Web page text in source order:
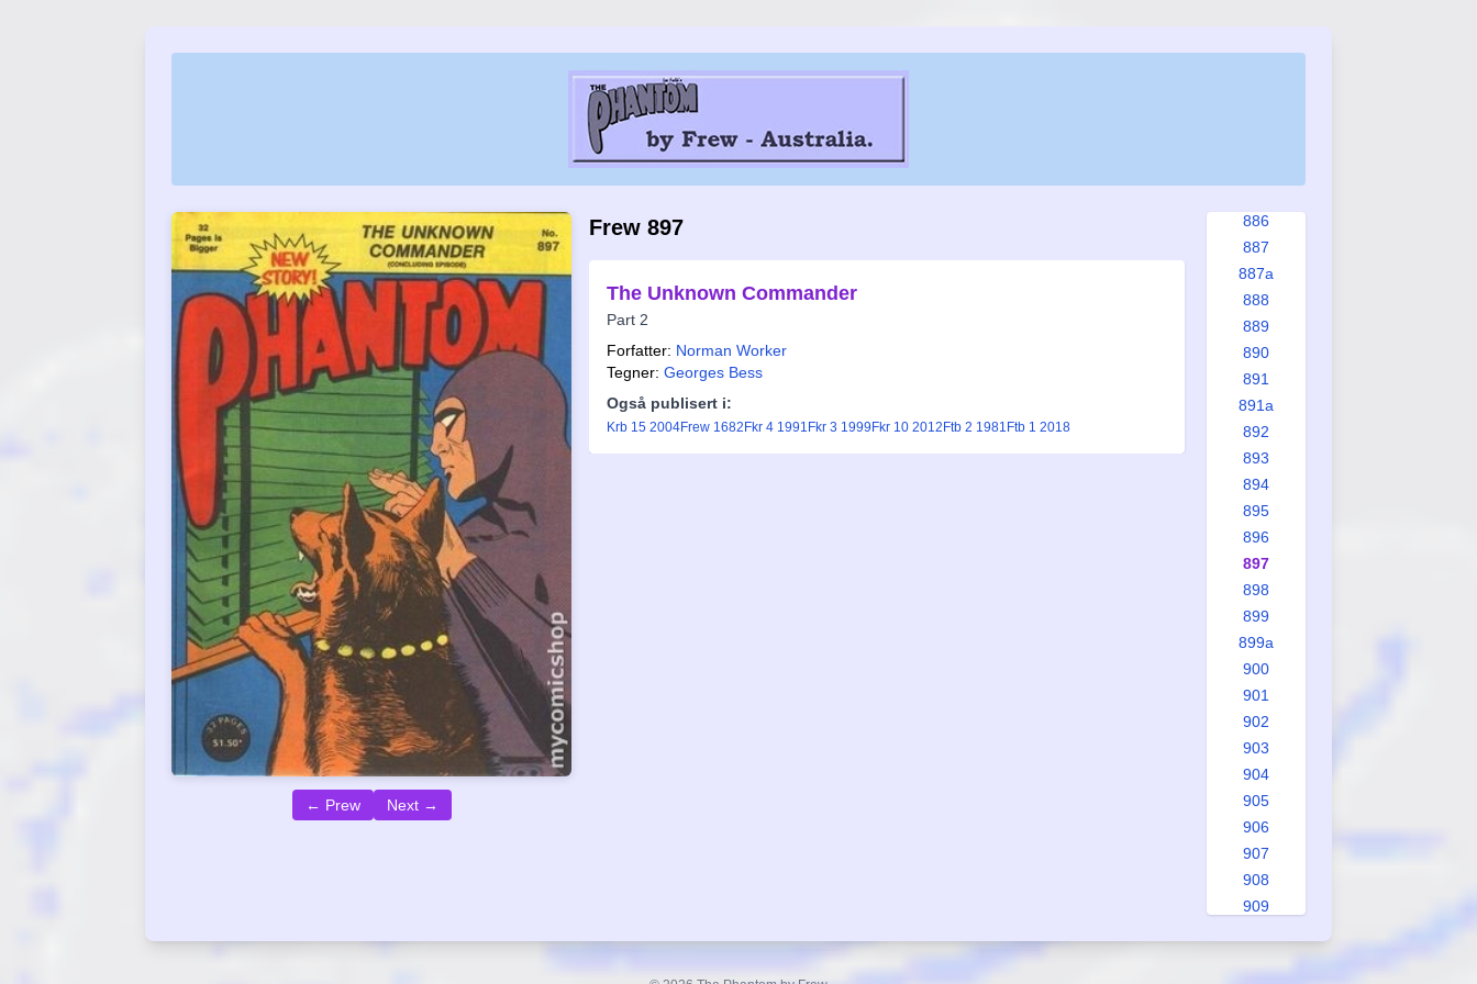
← Prew Next →
Frew 897
The Unknown Commander
Part 2
Forfatter: Norman Worker
Tegner: Georges Bess
Også publisert i:
Krb 15 2004Frew 1682 Fkr 4 1991 Fkr 3 1999 Fkr 10 2012 Ftb 2 1981 Ftb 1 2018
886
887
887a
888
889
890
891
891a
892
893
894
895
896
897
898
899
899a
900
901
902
903
904
905
906
907
908
909